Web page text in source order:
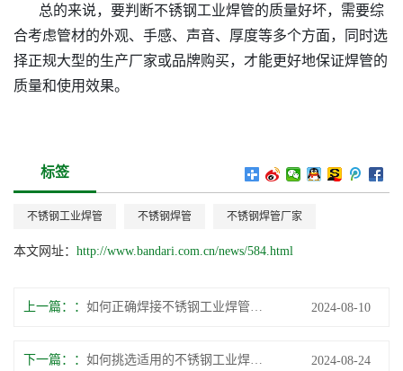
总的来说，要判断不锈钢工业焊管的质量好坏，需要综
合考虑管材的外观、手感、声音、厚度等多个方面，同时选
择正规大型的生产厂家或品牌购买，才能更好地保证焊管的
质量和使用效果。
标签
不锈钢工业焊管 不锈钢焊管 不锈钢焊管厂家
本文网址： http://www.bandari.com.cn/news/584.html
上一篇： 如何正确焊接不锈钢工业焊管避免出现质量问题？ 2024-08-10
下一篇： 如何挑选适用的不锈钢工业焊管？ 2024-08-24